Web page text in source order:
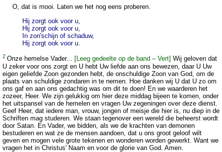
O, dat is mooi. Laten we het nog eens proberen.
Hij zorgt ook voor u,
Hij zorgt ook voor u,
In zon'schijn of schaduw,
Hij zorgt ook voor u.
2 Onze hemelse Vader... [Leeg gedeelte op de band – Vert] Wij geloven dat
U zeker voor ons zorgt en U hebt Uw liefde aan ons bewezen, daar U Uw
eigen geliefde Zoon gezonden hebt, de onschuldige Zoon van God, om de
plaats van schuldige zondaren in te nemen. Hoe danken wij U dat U zo om
ons gaf en aan ons gedachtig was om dit te doen! En we waarderen het
zozeer, Heer. We zijn gelukkig om hier deze middag bijeen te komen, onder
het uitspansel van de hemelen en vragen Uw zegeningen over deze dienst.
Geef Heer, dat iedere man, vrouw, jongen of meisje die hier is, nu diep in de
Schriften mag studeren. We staan tegenover een wereld die beheerst wordt
door Satan. En Vader, we bidden, als we de krachten van demonen
bestuderen en wat ze de mensen aandoen, dat u ons groot geloof wilt
geven en mogen vele grote tekenen en wonderen worden gewerkt. Want we
vragen het in Christus' Naam en voor de glorie van God. Amen.